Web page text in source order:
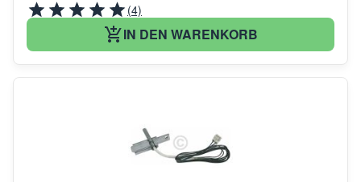
(4)
IN DEN WARENKORB